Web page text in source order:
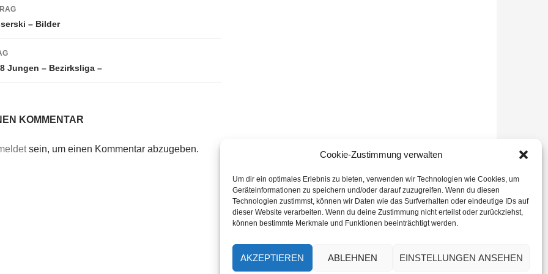
Cookie-Zustimmung verwalten
Um dir ein optimales Erlebnis zu bieten, verwenden wir Technologien wie Cookies, um
Geräteinformationen zu speichern und/oder darauf zuzugreifen. Wenn du diesen
Technologien zustimmst, können wir Daten wie das Surfverhalten oder eindeutige IDs auf
dieser Website verarbeiten. Wenn du deine Zustimmung nicht erteilst oder zurückziehst,
können bestimmte Merkmale und Funktionen beeinträchtigt werden.
AKZEPTIEREN ABLEHNEN EINSTELLUNGEN ANSEHEN
– Bilder
Jungen – Bezirksliga –
KOMMENTAR
sein, um einen Kommentar abzugeben.